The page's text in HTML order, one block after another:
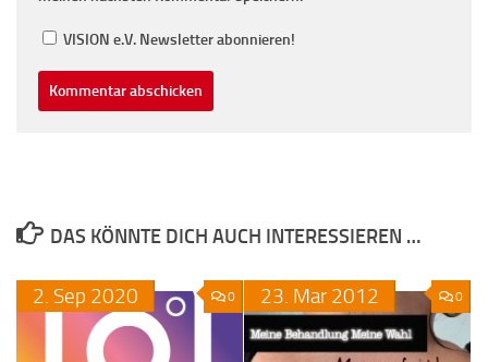
VISION e.V. Newsletter abonnieren!
DAS KÖNNTE DICH AUCH INTERESSIEREN …
0
2. Sep 2020 0
23. Mar 2012